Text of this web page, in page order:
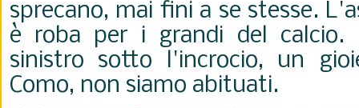
sprecano, mai fini a se stesse.
è roba per i grandi del calcio.
sinistro sotto l'incrocio, un
Como, non siamo abituati.